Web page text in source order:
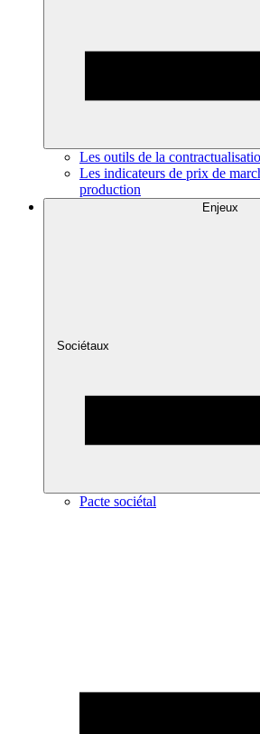
Les outils de la
Les indicateurs de prix de
production
Enjeux
Sociétaux
Pacte sociétal